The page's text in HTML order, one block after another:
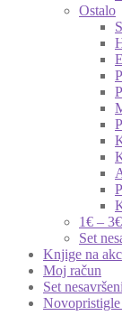
Ostalo
1€ – 3€
Set
Knjige na
Moj račun
Set